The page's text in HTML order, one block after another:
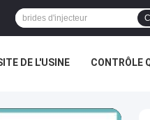
DE L'USINE CONTRÔLE